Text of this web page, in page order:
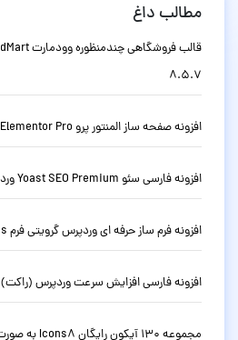
مطالب داغ
8.5.7
افزونه صفحه ساز المنتور پرو Elementor Pro وردپرس نسخه 4.2.1
افزونه فارسی سئو Yoast SEO Premium وردپرس نسخه حرفه ای 28.1
افزونه فرم ساز حرفه ای وردپرس گرویتی فرم Gravity Forms نسخه 3.0.0
افزونه فارسی افزایش سرعت وردپرس (راکت) WP Rocket نسخه 3.23.1
مجموعه 130 آیکون رایگان Icons8 به صورت SVG